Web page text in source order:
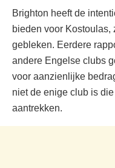
Brighton heeft de
bieden voor
gebleken. Eerdere
andere Engelse clubs
voor aanzienlijke
niet de enige club is
aantrekken.